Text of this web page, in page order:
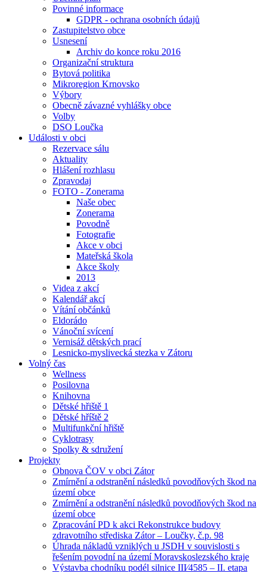
Povinné informace
GDPR - ochrana osobních údajů
Zastupitelstvo obce
Usnesení
Archiv do konce roku 2016
Organizační struktura
Bytová politika
Mikroregion Krnovsko
Výbory
Obecně závazné vyhlášky obce
Volby
DSO Loučka
Události v obci
Rezervace sálu
Aktuality
Hlášení rozhlasu
Zpravodaj
FOTO - Zonerama
Naše obec
Zonerama
Povodně
Fotografie
Akce v obci
Mateřská škola
Akce školy
2013
Videa z akcí
Kalendář akcí
Vítání občánků
Eldorádo
Vánoční svícení
Vernisáž dětských prací
Lesnicko-myslivecká stezka v Zátoru
Volný čas
Wellness
Posilovna
Knihovna
Dětské hřiště 1
Dětské hříště 2
Multifunkční hřiště
Cyklotrasy
Spolky & sdružení
Projekty
Obnova ČOV v obci Zátor
Zmírnění a odstranění následků povodňových škod na
území obce
Zmírnění a odstranění následků povodňových škod na
území obce
Zpracování PD k akci Rekonstrukce budovy
zdravotního střediska Zátor – Loučky, č.p. 98
Úhrada nákladů vzniklých u JSDH v souvislosti s
řešením povodní na území Moravskoslezského kraje
Výstavba chodníku podél silnice III⁄4585 – II. etapa